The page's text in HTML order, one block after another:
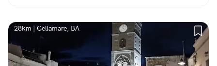
28km | Cellamare, BA